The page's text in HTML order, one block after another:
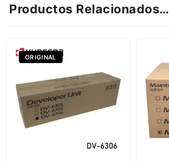
Productos Relacionados…
ORIGINAL